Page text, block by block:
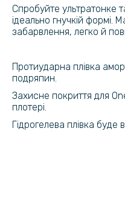
Спробуйте ультратонке
ідеально гнучкій формі.
забарвлення, легко й
Протиударна плівка
подряпин.
Захисне покриття для
плотері.
Гідрогелева плівка